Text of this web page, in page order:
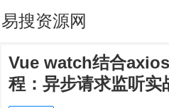
易搜资源网
Vue watch结合
程：异步请求监听实